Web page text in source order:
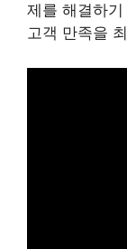
제를 해결하
고객 만족을